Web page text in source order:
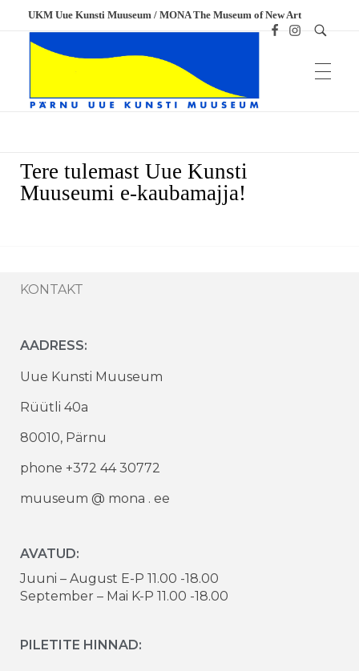
UKM Uue Kunsti Muuseum / MONA The Museum of New Art
Meened
Tere tulemast Uue Kunsti
Muuseumi e-kaubamajja!
KONTAKT
AADRESS:
Uue Kunsti Muuseum
Rüütli 40a
80010, Pärnu
phone +372 44 30772
muuseum @ mona . ee
AVATUD:
Juuni – August E-P 11.00 -18.00
September – Mai K-P 11.00 -18.00
PILETITE HINNAD: